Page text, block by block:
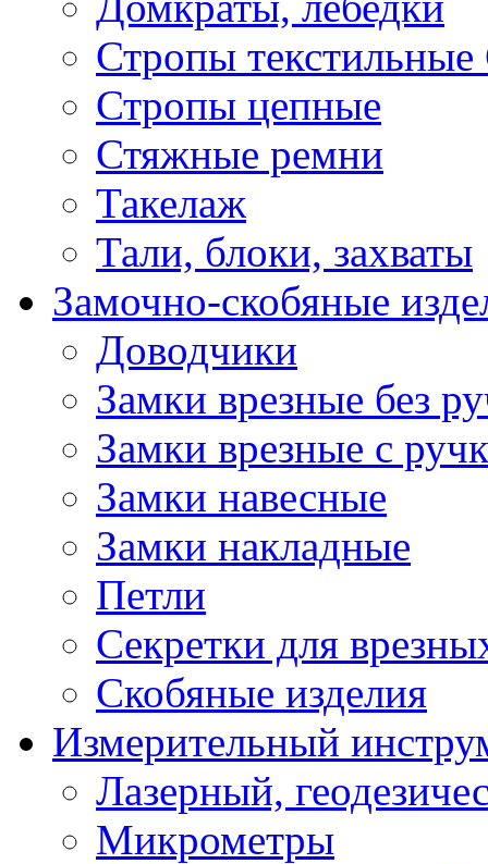
Стропы
Стропы цепные
Стяжные ремни
Такелаж
Тали, блоки, захваты
Замочно-скобяные
Доводчики
Замки врезные без
Замки врезные с
Замки навесные
Замки накладные
Петли
Секретки для
Скобяные изделия
Измерительный
Лазерный,
Микрометры